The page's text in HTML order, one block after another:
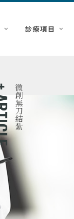
診療項目
微創無刀結紮